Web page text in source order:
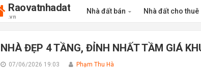
Raovatnhadat
.vn
Nhà đất bán Nhà đất cho thuê
NHÀ ĐẸP 4 TẦNG, ĐỈNH NHẤT TẦM GIÁ
07/06/2026 19:03 Phạm Thu Hà